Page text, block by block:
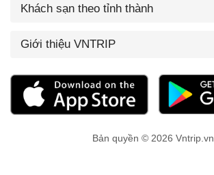
Khách sạn theo tỉnh thành
Giới thiệu VNTRIP
Bản quyền © 2026 Vntrip.vn